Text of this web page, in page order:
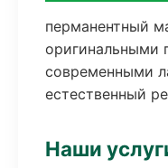
перманентный
оригинальными
современными
естественный
Наши